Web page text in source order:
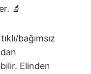
🔬
bağımsız
Elinden